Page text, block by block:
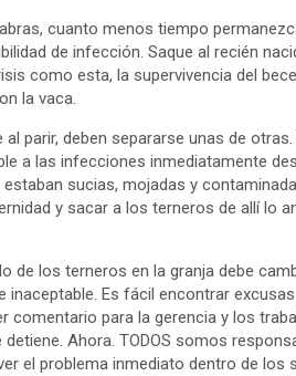
cuanto menos tiempo
de infección. Saque al recién
como esta, la supervivencia del
la vaca.
parir, deben separarse unas de
a las infecciones inmediatamente
sucias, mojadas y
y sacar a los terneros de allí lo
de los terneros en la granja debe
Es fácil encontrar
comentario para la gerencia y los
Ahora. TODOS somos
el problema inmediato dentro de los